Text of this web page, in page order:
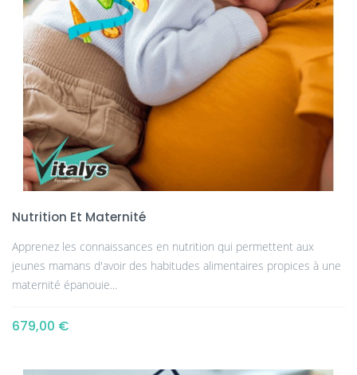
Nutrition Et Maternité
Apprenez les connaissances en nutrition qui permettent aux
jeunes mamans d'avoir des habitudes alimentaires propices à une
maternité épanouie...
679,00 €